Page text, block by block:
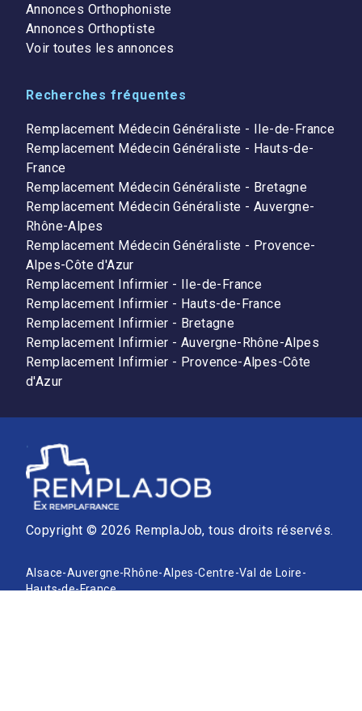
Annonces Orthophoniste
Annonces Orthoptiste
Voir toutes les annonces
Recherches fréquentes
Remplacement Médecin Généraliste - Ile-de-France
Remplacement Médecin Généraliste - Hauts-de-
France
Remplacement Médecin Généraliste - Bretagne
Remplacement Médecin Généraliste - Auvergne-
Rhône-Alpes
Remplacement Médecin Généraliste - Provence-
Alpes-Côte d'Azur
Remplacement Infirmier - Ile-de-France
Remplacement Infirmier - Hauts-de-France
Remplacement Infirmier - Bretagne
Remplacement Infirmier - Auvergne-Rhône-Alpes
Remplacement Infirmier - Provence-Alpes-Côte
d'Azur
Copyright © 2026 RemplaJob, tous droits réservés.
Alsace-Auvergne-Rhône-Alpes-Centre-Val de Loire-
Hauts-de-France